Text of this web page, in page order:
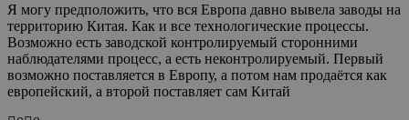
Я могу предположить, что вся Европа давно вывела заводы на
территорию Китая. Как и все технологические процессы.
Возможно есть заводской контролируемый сторонними
наблюдателями процесс, а есть неконтролируемый. Первый
возможно поставляется в Европу, а потом нам продаётся как
европейский, а второй поставляет сам Китай